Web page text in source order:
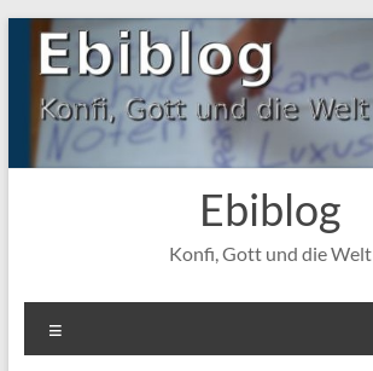
Zum
Inhalt
springen
Ebiblog
Konfi, Gott und die Welt